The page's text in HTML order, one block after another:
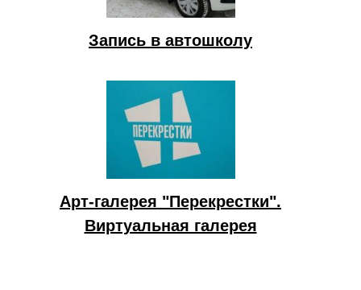
Запись в автошколу
Арт-галерея "Перекрестки".
Виртуальная галерея